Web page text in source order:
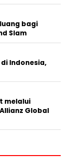
bagi
Slam
di Indonesia,
melalui
Global